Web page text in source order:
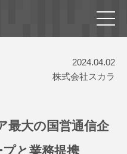
2024.04.02
株式会社スカラ
最大の国営通信企
と業務提携